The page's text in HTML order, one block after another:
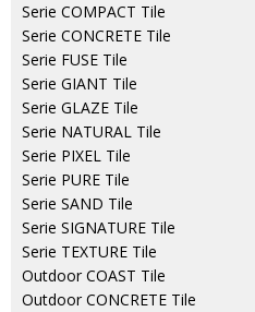
Serie COMPACT Tile
Serie CONCRETE Tile
Serie FUSE Tile
Serie GIANT Tile
Serie GLAZE Tile
Serie NATURAL Tile
Serie PIXEL Tile
Serie PURE Tile
Serie SAND Tile
Serie SIGNATURE Tile
Serie TEXTURE Tile
Outdoor COAST Tile
Outdoor CONCRETE Tile